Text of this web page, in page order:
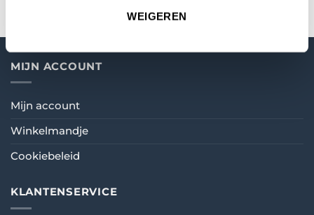
WEIGEREN
MIJN ACCOUNT
Mijn account
Winkelmandje
Cookiebeleid
KLANTENSERVICE